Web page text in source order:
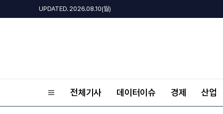
UPDATED. 2026.08.10(월)
전체기사 데이터이슈 경제 산업